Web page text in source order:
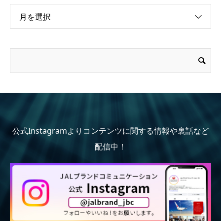
月を選択
公式Instagramよりコンテンツに関する情報や裏話など
配信中！